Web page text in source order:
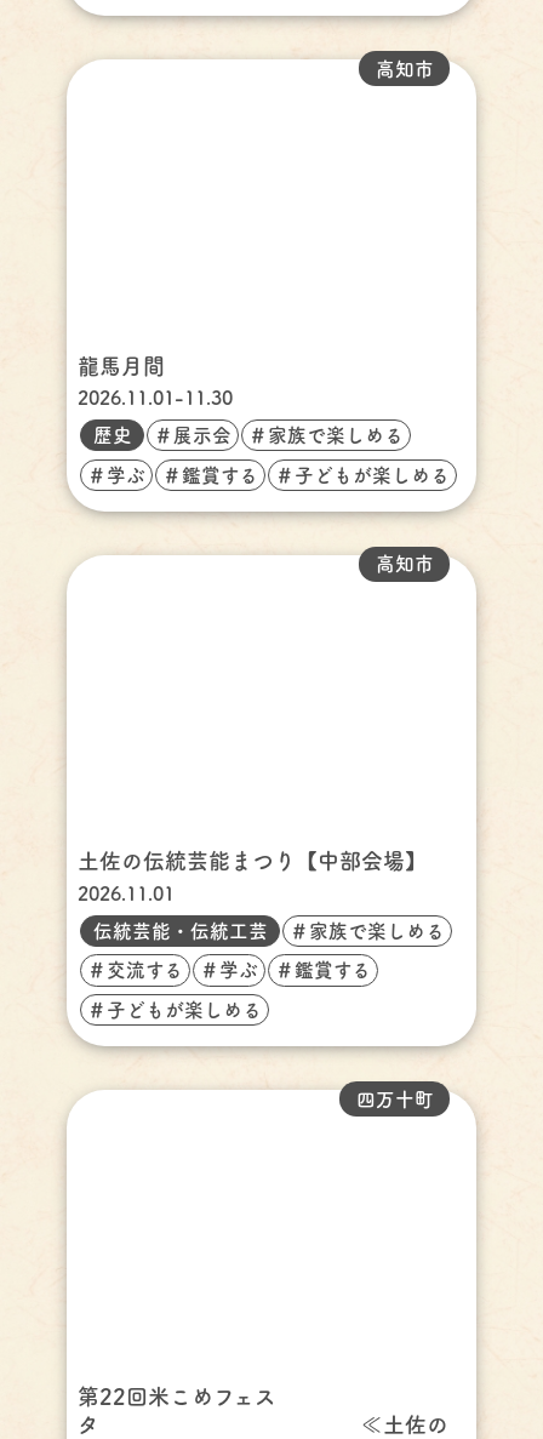
龍馬月間
高知市
2026.11.01-11.30
歴史
＃展示会 ＃家族で楽しめる
＃学ぶ ＃鑑賞する ＃子どもが楽しめる
土佐の伝統芸能まつり【中部会場】
高知市
2026.11.01
伝統芸能・伝統工芸
＃家族で楽しめる
＃交流する ＃学ぶ ＃鑑賞する
＃子どもが楽しめる
第22回米こめフェス
タ ≪土佐の
四万十町